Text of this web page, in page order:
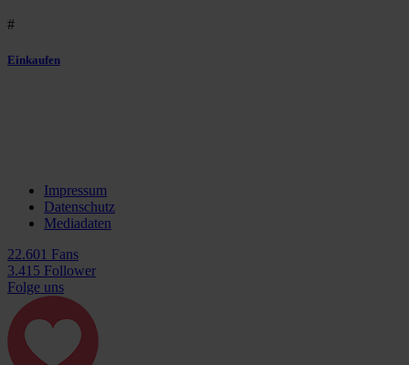
#
Einkaufen
Impressum
Datenschutz
Mediadaten
22.601 Fans
3.415 Follower
Folge uns